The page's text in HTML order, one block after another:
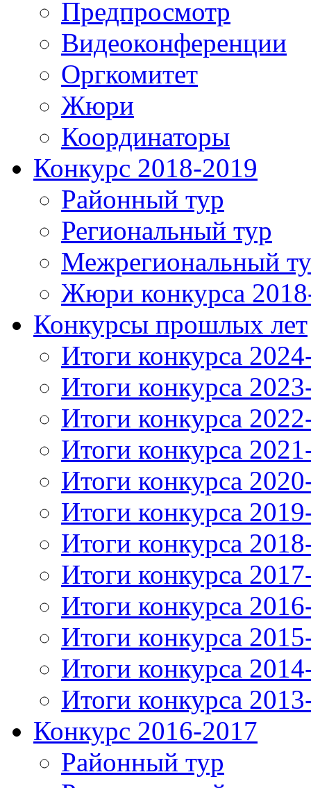
Предпросмотр
Видеоконференции
Оргкомитет
Жюри
Координаторы
Конкурс 2018-2019
Районный тур
Региональный тур
Межрегиональный
Жюри конкурса
Конкурсы прошлых лет
Итоги конкурса
Итоги конкурса
Итоги конкурса
Итоги конкурса
Итоги конкурса
Итоги конкурса
Итоги конкурса
Итоги конкурса
Итоги конкурса
Итоги конкурса
Итоги конкурса
Итоги конкурса
Конкурс 2016-2017
Районный тур